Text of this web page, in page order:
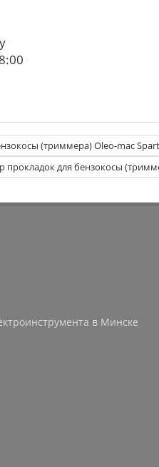
(триммера) Oleo-mac
прокладок для бензокосы
в Минске